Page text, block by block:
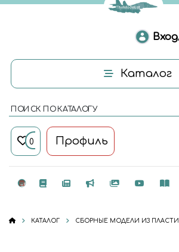
Каталог
ПОИСК ПО КАТАЛОГУ
0 Профиль
КАТАЛОГ СБОРНЫЕ МОДЕЛИ ИЗ